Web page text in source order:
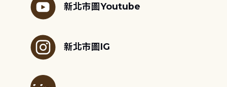
新北市圖Youtube
新北市圖IG